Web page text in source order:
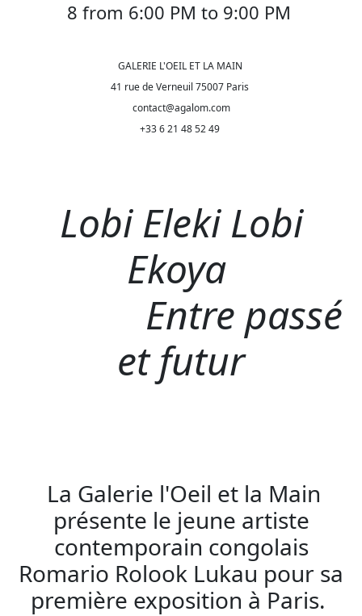
8 from 6:00 PM to 9:00 PM
GALERIE L'OEIL ET LA MAIN
41 rue de Verneuil 75007 Paris
contact@agalom.com
+33 6 21 48 52 49
Lobi Eleki Lobi
Ekoya
Entre passé
et futur
La Galerie l'Oeil et la Main
présente le jeune artiste
contemporain congolais
Romario Rolook Lukau pour sa
première exposition à Paris.